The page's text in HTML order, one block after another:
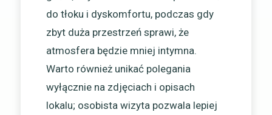
do tłoku i dyskomfortu, podczas gdy
zbyt duża przestrzeń sprawi, że
atmosfera będzie mniej intymna.
Warto również unikać polegania
wyłącznie na zdjęciach i opisach
lokalu; osobista wizyta pozwala lepiej